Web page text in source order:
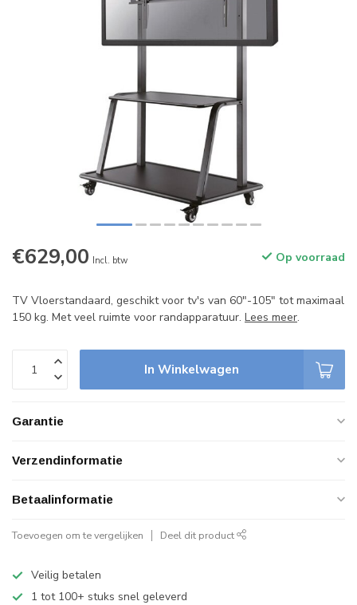
€629,00 Incl. btw Op voorraad
TV Vloerstandaard, geschikt voor tv's van 60"-105" tot maximaal
150 kg. Met veel ruimte voor randapparatuur. Lees meer.
In Winkelwagen
Garantie
Verzendinformatie
Betaalinformatie
Toevoegen om te vergelijken Deel dit product
Veilig betalen
1 tot 100+ stuks snel geleverd